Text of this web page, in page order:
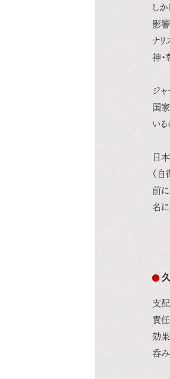
し
影
ナ
神・
ジ
国
いる
日
（
前
名に
支
責
効
呑み